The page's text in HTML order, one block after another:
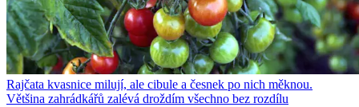
Rajčata kvasnice milují, ale cibule a česnek po nich měknou.
Většina zahrádkářů zalévá droždím všechno bez rozdílu